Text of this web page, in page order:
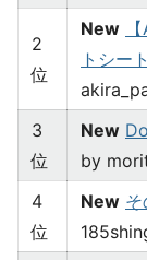
2
位
New
トシー
3
位
New
by
4
位
New